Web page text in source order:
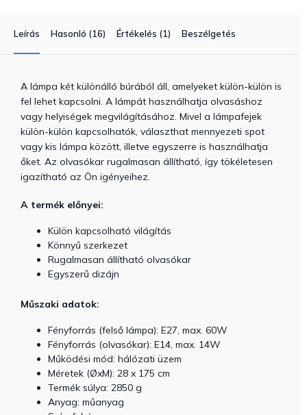
Leírás Hasonló (16) Értékelés (1) Beszélgetés
A lámpa két különálló búrából áll, amelyeket külön-külön is
fel lehet kapcsolni. A lámpát használhatja olvasáshoz
vagy helyiségek megvilágításához. Mivel a lámpafejek
külön-külön kapcsolhatók, választhat mennyezeti spot
vagy kis lámpa között, illetve egyszerre is használhatja
őket. Az olvasókar rugalmasan állítható, így tökéletesen
igazítható az Ön igényeihez.
A termék előnyei:
Külön kapcsolható világítás
Könnyű szerkezet
Rugalmasan állítható olvasókar
Egyszerű dizájn
Műszaki adatok:
Fényforrás (felső lámpa): E27, max. 60W
Fényforrás (olvasókar): E14, max. 14W
Működési mód: hálózati üzem
Méretek (ØxM): 28 x 175 cm
Termék súlya: 2850 g
Anyag: műanyag